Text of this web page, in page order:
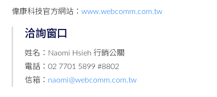
偉康科技官方網站： www.webcomm.com.tw
洽詢窗口
姓名：Naomi Hsieh 行銷公關
電話：02 7701 5899 #8802
信箱： naomi@webcomm.com.tw